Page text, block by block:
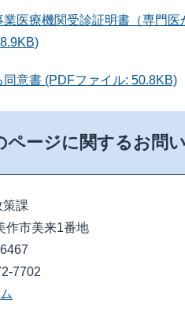
医療機関受診証明書（専門
意書 (PDFファイル: 50.8KB)
ページに関するお問
策課
作市美来1番地
7702